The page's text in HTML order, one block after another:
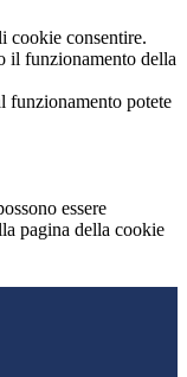
cookie consentire.
il funzionamento della
funzionamento potete
essere
pagina della cookie